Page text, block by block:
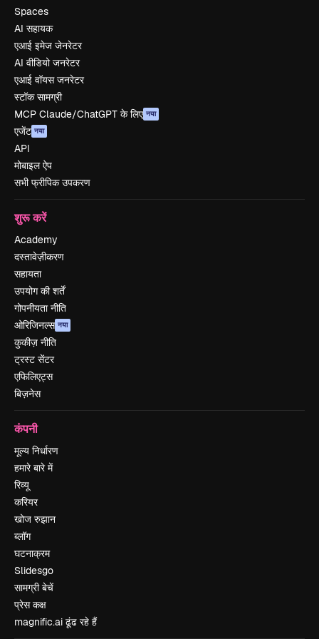
Spaces
AI सहायक
एआई इमेज जेनरेटर
AI वीडियो जनरेटर
एआई वॉयस जनरेटर
स्टॉक सामग्री
MCP Claude/ChatGPT के लिए नया
एजेंट नया
API
मोबाइल ऐप
सभी फ्रीपिक उपकरण
शुरू करें
Academy
दस्तावेज़ीकरण
सहायता
उपयोग की शर्तें
गोपनीयता नीति
ओरिजिनल्स नया
कुकीज़ नीति
ट्रस्ट सेंटर
एफिलिएट्स
बिज़नेस
कंपनी
मूल्य निर्धारण
हमारे बारे में
रिव्यू
करियर
खोज रुझान
ब्लॉग
घटनाक्रम
Slidesgo
सामग्री बेचें
प्रेस कक्ष
magnific.ai ढूंढ रहे हैं